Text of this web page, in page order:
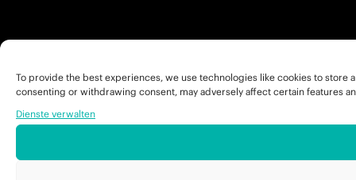
To provide the best experiences, we use technologies like cookies to
consenting or withdrawing consent, may adversely affect certain features
Dienste verwalten